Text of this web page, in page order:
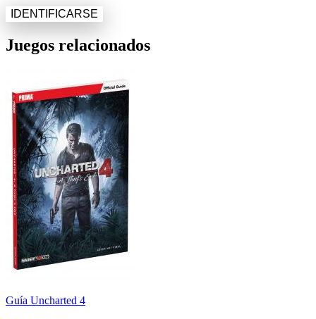
IDENTIFICARSE
Juegos relacionados
Guía Uncharted 4